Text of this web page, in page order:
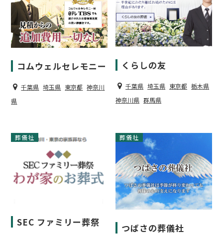
コムウェルセレモニー
千葉県 埼玉県 東京都 神奈川
県
くらしの友
千葉県 埼玉県 東京都 栃木県
神奈川県 群馬県
葬儀社
SEC ファミリー葬祭
葬儀社
つばさの葬儀社